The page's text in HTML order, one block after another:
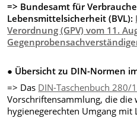
=> Bundesamt für
Lebensmittelsicherheit (BVL):
Verordnung (GPV) vom 11.
● Übersicht zu DIN-Normen
=> Das DIN-Taschenbuch 280/1
Vorschriftensammlung, die
hygienegerechten Umgang mit